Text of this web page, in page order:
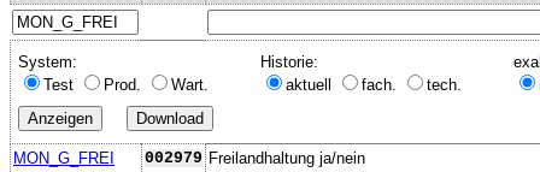
System:
Test
Prod. Wart.
Historie:
aktuell
fach. tech.
MON_G_FREI 002979 Freilandhaltung ja/nein